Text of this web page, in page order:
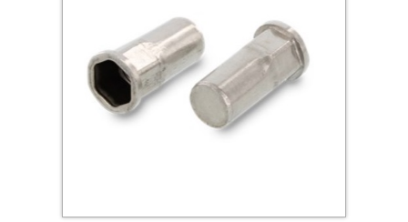
Крюки, кольца с метрической резьбой
Крюки, кольца с шурупной резьбой
Оснастка и аксессуары для яхт